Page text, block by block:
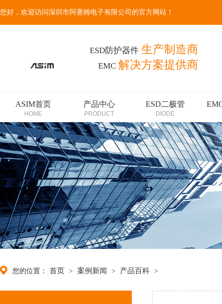
您好，欢迎访问深圳市阿赛姆电子有限公司的官方网站！
ESD防护器件 生产制造商
EMC 解决方案提供商
ASIM首页
HOME
产品中心
PRODUCT
ESD二极管
DIODE
您的位置： 首页 > 案例新闻 > 产品百科 >